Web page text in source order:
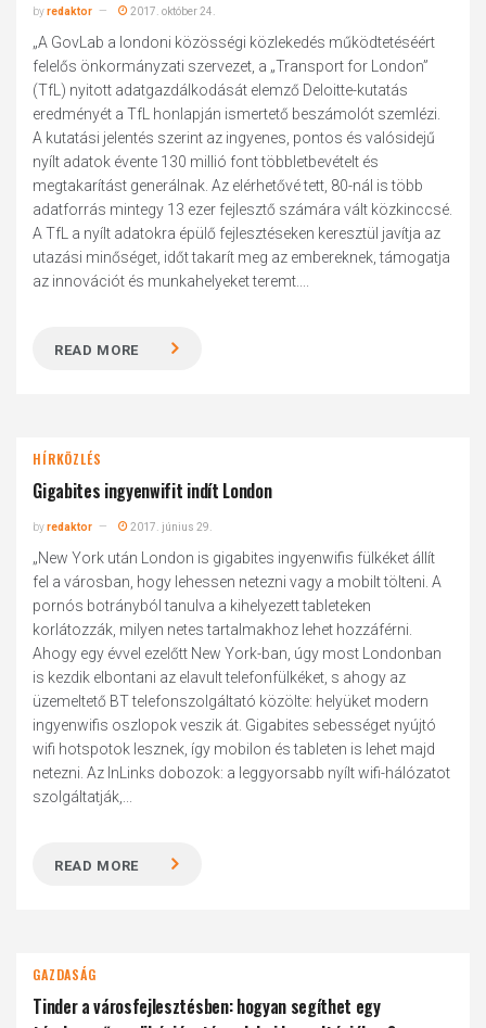
byredaktor 2017. október 24.
„A GovLab a londoni közösségi közlekedés működtetéséért
felelős önkormányzati szervezet, a „Transport for London”
(TfL) nyitott adatgazdálkodását elemző Deloitte-kutatás
eredményét a TfL honlapján ismertető beszámolót szemlézi.
A kutatási jelentés szerint az ingyenes, pontos és valósidejű
nyílt adatok évente 130 millió font többletbevételt és
megtakarítást generálnak. Az elérhetővé tett, 80-nál is több
adatforrás mintegy 13 ezer fejlesztő számára vált közkinccsé.
A TfL a nyílt adatokra épülő fejlesztéseken keresztül javítja az
utazási minőséget, időt takarít meg az embereknek, támogatja
az innovációt és munkahelyeket teremt....
READ MORE
HÍRKÖZLÉS
Gigabites ingyenwifit indít London
byredaktor 2017. június 29.
„New York után London is gigabites ingyenwifis fülkéket állít
fel a városban, hogy lehessen netezni vagy a mobilt tölteni. A
pornós botrányból tanulva a kihelyezett tableteken
korlátozzák, milyen netes tartalmakhoz lehet hozzáférni.
Ahogy egy évvel ezelőtt New York-ban, úgy most Londonban
is kezdik elbontani az elavult telefonfülkéket, s ahogy az
üzemeltető BT telefonszolgáltató közölte: helyüket modern
ingyenwifis oszlopok veszik át. Gigabites sebességet nyújtó
wifi hotspotok lesznek, így mobilon és tableten is lehet majd
netezni. Az InLinks dobozok: a leggyorsabb nyílt wifi-hálózatot
szolgáltatják,...
READ MORE
GAZDASÁG
Tinder a városfejlesztésben: hogyan segíthet egy